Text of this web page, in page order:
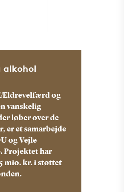
og
vanskelig
løber over de
er et samarbejde
og Vejle
Projektet har
mio. kr. i støttet